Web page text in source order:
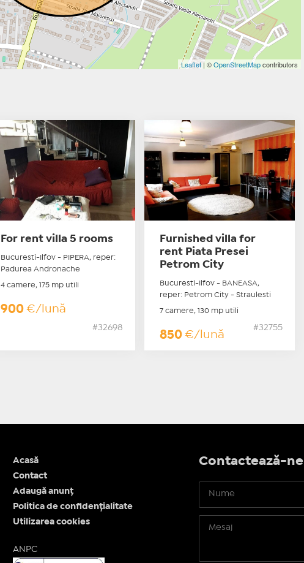
Leaflet| ©OpenStreetMapcontributors
For rent villa 5 rooms
Bucuresti-Ilfov - PIPERA, reper:
Padurea Andronache
4 camere, 175 mp utili
900€/lună
#32698
Furnished villa for
rent Piata Presei
Petrom City
Bucuresti-Ilfov - BANEASA,
reper: Petrom City - Straulesti
7 camere, 130 mp utili
850€/lună
#32755
Acasă
Contact
Adaugă anunț
Politica de confidențialitate
Utilizarea cookies
ANPC
Contactează-ne